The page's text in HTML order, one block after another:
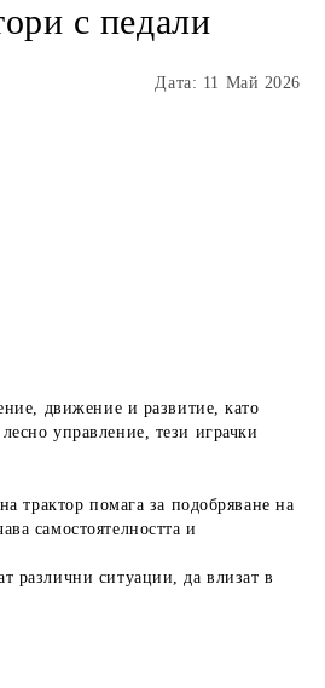
с педали
Дата: 11 Май 2026
движение и развитие, като
управление, тези играчки
трактор помага за подобряване на
самостоятелността и
различни ситуации, да влизат в